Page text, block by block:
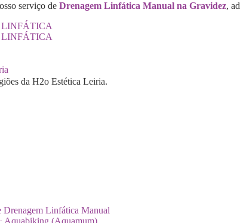
serviço de Drenagem Linfática Manual na Gravidez,
Drenagem Linfática Manual
Aquabiking (Aquamum)